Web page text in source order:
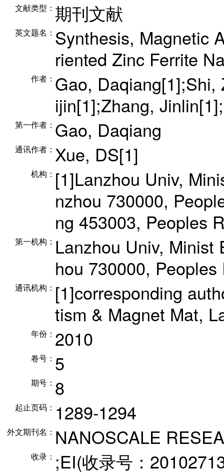
文献类型： 期刊文献
英文题名： Synthesis, Magnetic
riented Zinc Ferrite
作者： Gao, Daqiang[1];Shi,
ijin[1];Zhang,
第一作者： Gao, Daqiang
通讯作者： Xue, DS[1]
机构： [1]Lanzhou Univ,
nzhou 730000,
ng 453003, Peoples
第一机构： Lanzhou Univ, Minist
hou 730000, Peoples
通讯机构： [1]corresponding
tism & Magnet Mat,
年份： 2010
卷号： 5
期号： 8
起止页码： 1289-1294
外文期刊名： NANOSCALE
收录： ;EI(收录号：